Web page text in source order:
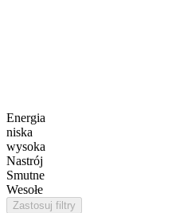
Energia
niska
wysoka
Nastrój
Smutne
Wesołe
Zastosuj filtry